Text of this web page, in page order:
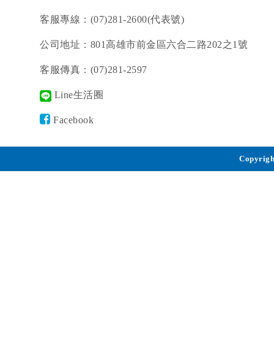
客服專線：(07)281-2600(代表號)
公司地址：801高雄市前金區六合二路202之1號
客服傳真：(07)281-2597
Line生活圈
Facebook